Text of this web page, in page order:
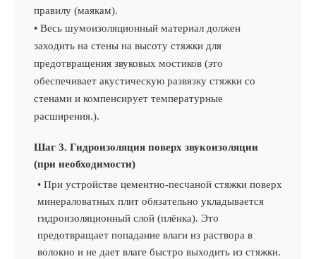
правилу (маякам).
• Весь шумоизоляционный материал должен
заходить на стены на высоту стяжки для
предотвращения звуковых мостиков (это
обеспечивает акустическую развязку стяжки со
стенами и компенсирует температурные
расширения.).
Шаг 3. Гидроизоляция поверх звукоизоляции
(при необходимости)
• При устройстве цементно-песчаной стяжки поверх
минераловатных плит обязательно укладывается
гидроизоляционный слой (плёнка). Это
предотвращает попадание влаги из раствора в
волокно и не дает влаге быстро выходить из стяжки.